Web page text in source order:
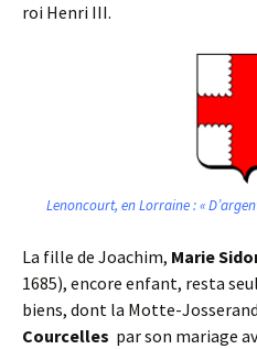
roi Henri III.
Lenoncourt, en Lorraine : «
La fille de Joachim, Marie
1685), encore enfant, resta
biens, dont la Motte-
Courcelles par son mariage